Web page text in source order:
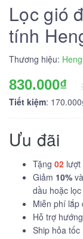
Lọc gió
tính
Thương hiệu:
830.000₫
Tiết kiệm:
Ưu đãi
Tặng 02 lượt
Giảm 10%
dầu hoặc
Miễn phí lắp
Hỗ trợ
Ship hỏa tốc